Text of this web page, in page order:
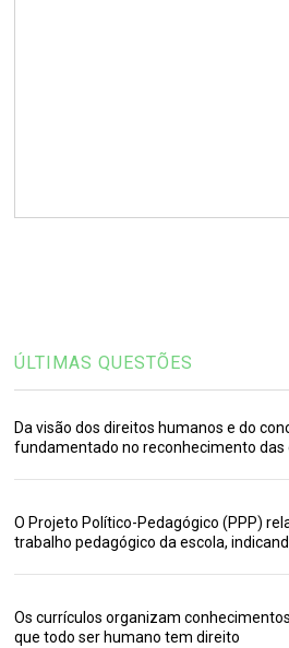
ÚLTIMAS QUESTÕES
Da visão dos direitos humanos e do
fundamentado no reconhecimento das
O Projeto Político-Pedagógico (PPP)
trabalho pedagógico da escola,
Os currículos organizam
que todo ser humano tem direito